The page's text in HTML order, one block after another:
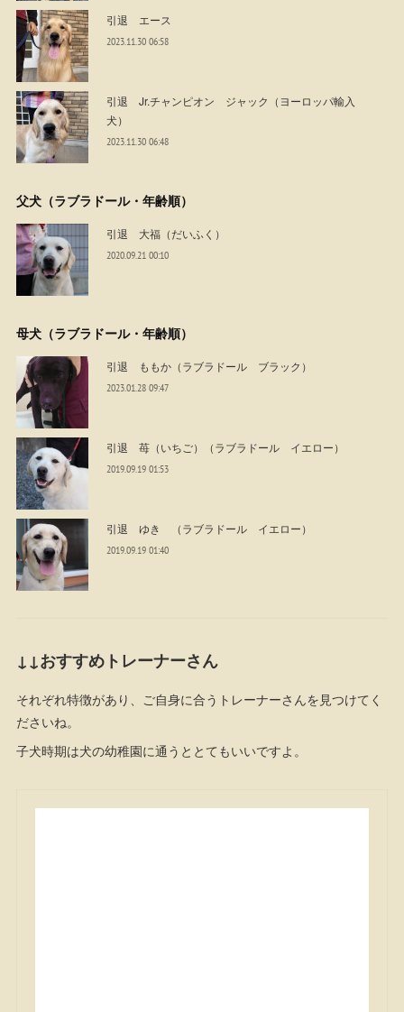
引退 エース
2023.11.30 06:58
引退 Jr.チャンピオン ジャック（ヨーロッパ輸入
犬）
2023.11.30 06:48
父犬（ラブラドール・年齢順）
引退 大福（だいふく）
2020.09.21 00:10
母犬（ラブラドール・年齢順）
引退 ももか（ラブラドール ブラック）
2023.01.28 09:47
引退 苺（いちご）（ラブラドール イエロー）
2019.09.19 01:53
引退 ゆき （ラブラドール イエロー）
2019.09.19 01:40
↓↓おすすめトレーナーさん
それぞれ特徴があり、ご自身に合うトレーナーさんを見つけてく
ださいね。
子犬時期は犬の幼稚園に通うととてもいいですよ。